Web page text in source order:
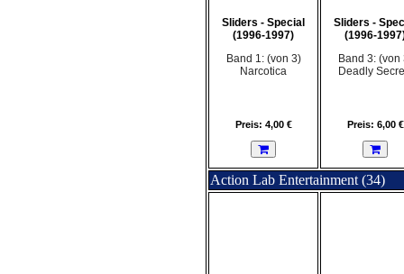
Sliders - Special
(1996-1997)
Band 1: (von 3)
Narcotica
Preis: 4,00 €
Sliders -
(1996-
Band 3: (von
Deadly
Preis: 6,00 €
Action Lab Entertainment (34)